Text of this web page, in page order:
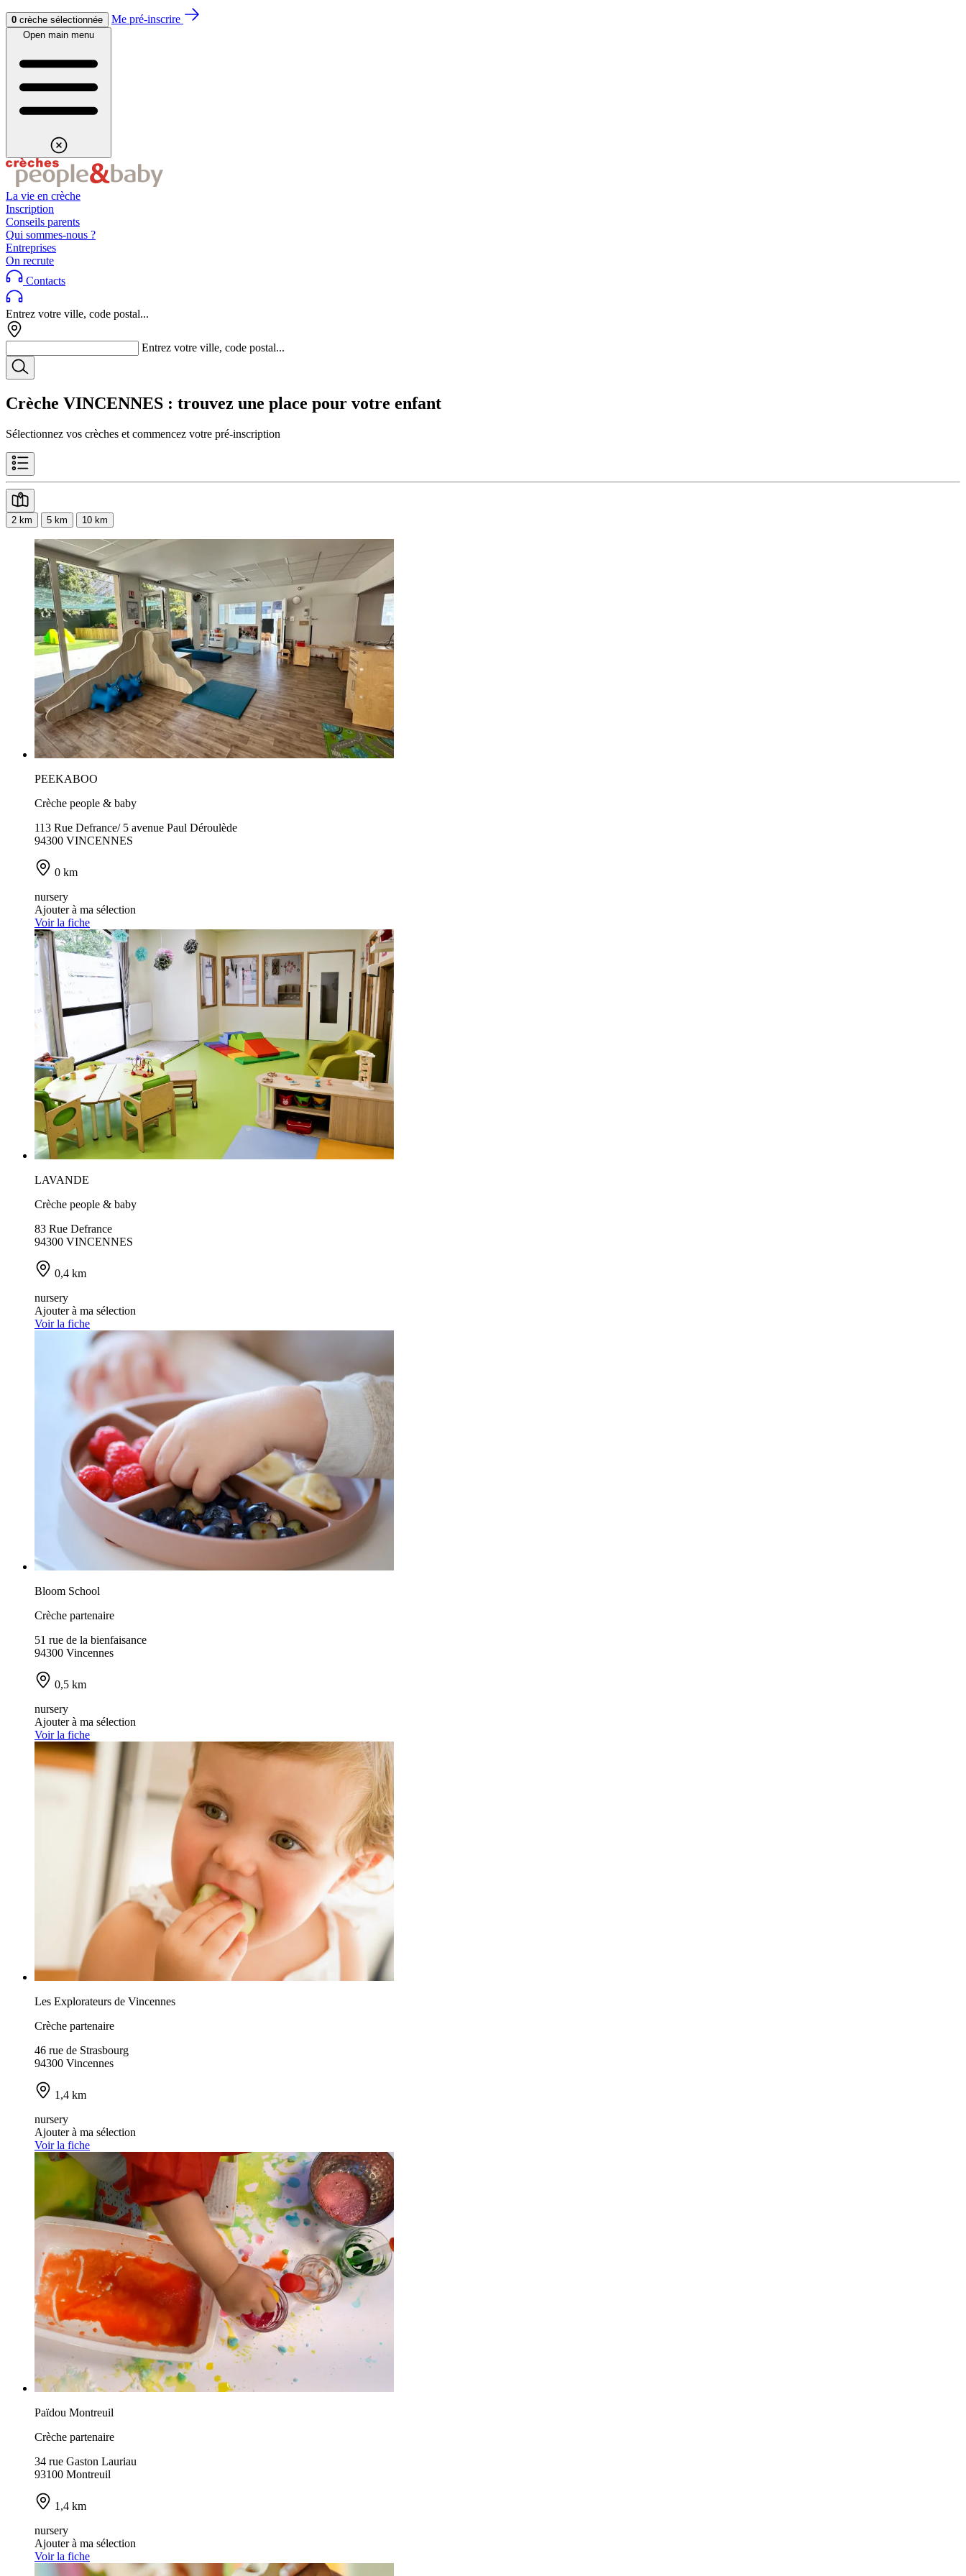
Aller au contenuAller au footer
0 crèche sélectionnée Me pré-inscrire
Open main menu
La vie en crèche
Inscription
Conseils parents
Qui sommes-nous ?
Entreprises
On recrute
Contacts
Entrez votre ville, code postal...
Entrez votre ville, code postal...
Crèche VINCENNES : trouvez une place pour votre enfant
Sélectionnez vos crèches et commencez votre pré-inscription
2 km 5 km 10 km
PEEKABOO
Crèche people & baby
113 Rue Defrance/ 5 avenue Paul Déroulède
94300 VINCENNES
0 km
nursery
Ajouter à ma sélection
Voir la fiche
LAVANDE
Crèche people & baby
83 Rue Defrance
94300 VINCENNES
0,4 km
nursery
Ajouter à ma sélection
Voir la fiche
Bloom School
Crèche partenaire
51 rue de la bienfaisance
94300 Vincennes
0,5 km
nursery
Ajouter à ma sélection
Voir la fiche
Les Explorateurs de Vincennes
Crèche partenaire
46 rue de Strasbourg
94300 Vincennes
1,4 km
nursery
Ajouter à ma sélection
Voir la fiche
Païdou Montreuil
Crèche partenaire
34 rue Gaston Lauriau
93100 Montreuil
1,4 km
nursery
Ajouter à ma sélection
Voir la fiche